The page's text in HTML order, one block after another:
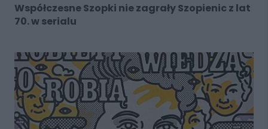
Współczesne Szopki nie zagrały Szopienic z lat
70. w serialu